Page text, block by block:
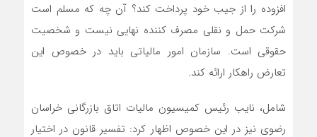
افزوده را از جیب خود پرداخت کند؟ آن چه که مسلم است
شرکت حمل و نقلی مصرف کننده نهایی نیست و شخصیت
حقوقی است. سازمان امور مالیاتی باید در خصوص این
تعارض راهکار ارائه کند.
شامل، نایب رئیس کمیسیون مالیات اتاق بازرگانی خراسان
رضوی نیز در این خصوص اظهار کرد: تفسیر قانون در اختیار